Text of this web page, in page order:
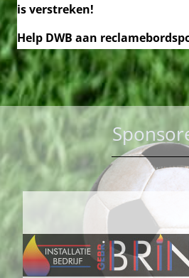
is verstreken!
Help DWB aan